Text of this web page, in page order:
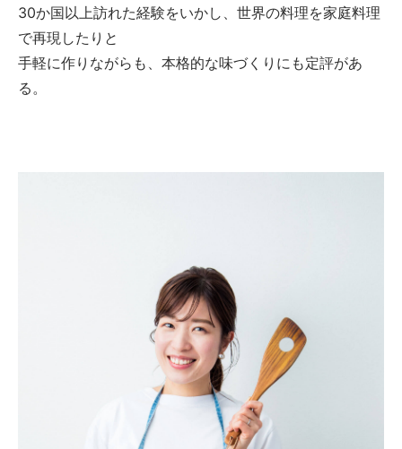
30か国以上訪れた経験をいかし、世界の料理を家庭料理
で再現したりと
手軽に作りながらも、本格的な味づくりにも定評があ
る。